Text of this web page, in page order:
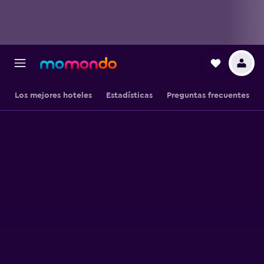
Los mejores hoteles Estadísticas Preguntas frecuentes